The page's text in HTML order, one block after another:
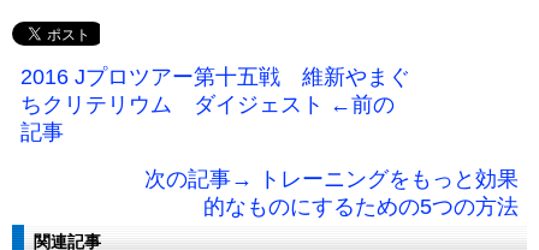
2016 Jプロツアー第十五戦 維新やまぐ
ちクリテリウム ダイジェスト ←前の
記事
次の記事→ トレーニングをもっと効果
的なものにするための5つの方法
関連記事